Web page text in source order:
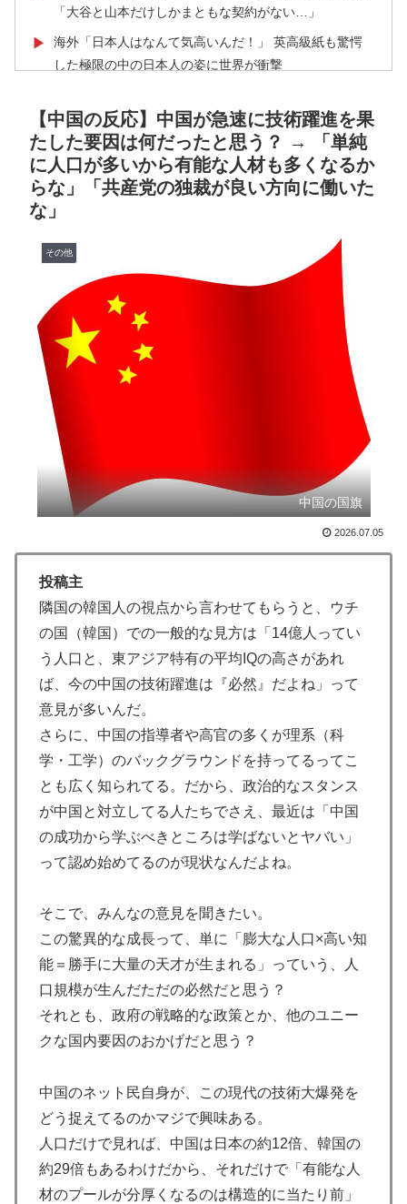
「大谷と山本だけしかまともな契約がない…」
▶
海外「日本人はなんて気高いんだ！」 英高級紙も驚愕
した極限の中の日本人の姿に世界が衝撃
間！！
▶ 韓国人「手術中に震度6強の地震、その時の日本の医療
スタッフたちの姿をご覧ください」→「マジで鳥肌立っ
た」「こういう姿は韓国も見習わないと」「あんな状況
なら日本だけではなく韓国の医療関係者も同じように行
海外「なんてこった！」日本とドイツの病院食のあまり
の差に海外が大騒ぎ
▶
【韓国サッカー】性接待で審判買収！W杯予選7戦無敗
の裏側
▶
韓国人「SKハイニックスが10%台の暴落！外国人投資
家と機関が売り越しを仕掛けコスピが4%を超える大幅
な下落‥」
海外「今年、夏の暑さが厳しい日本でこんなものが売れ
てるらしい！ｗ」外国人が驚いた日本の商品と
は・・・？【海外の反応】
焦げだらけの業務用鉄板が水と蒸気で鏡のようにピカピ
▶ 海外「日本は戦勝国なんだよ」 戦後の日本人の特別な
生き様に各国から称賛の声
▶ 韓国人「韓国のイメージ失墜は免れないのか？2011〜
12年の国際試合における外国審判への接待疑惑が海外で
一斉に報じられる‥」
▶
海外「いいパンチだった」超大物YouYuberが伝説のボ
クサーマイク・タイソンにパンチを食らうｗｗ
▶
外国人「アンチがいない女性アニメキャラといえば誰が
思い浮かぶ？」
▶ 海外「この日本アニメはマジでぶっ飛んでる！ｗ」外国
人が予測不可能でぶっ飛んでると評価した日本アニメと
は・・・？ 海外の反応
に海外がびっくり仰天
▶ 外国人「親子丼という日本の料理の直訳を知ってしまっ
た…」
▶ 【MLB】ドジャースファン「7連敗はしんどいわ……」
→ 「まだまだ7.5ゲーム差もあるんだぞ」「毎年暑い季
節に負けることが増えるけど結局10月には勝って終わる
▶ 海外「今年、夏の暑さが厳しい日本でこんなものが売れ
てるらしい！ｗ」外国人が驚いた日本の商品と
は・・・？【海外の反応】
▶ 【MLB】ドジャースファン「7連敗はしんどいわ……」
→ 「まだまだ7.5ゲーム差もあるんだぞ」「毎年暑い季
【中国の反応】中国が急速に技術躍進を果
たした要因は何だったと思う？ → 「単純
に人口が多いから有能な人材も多くなるか
らな」「共産党の独裁が良い方向に働いた
な」
その他
中国の国旗
2026.07.05
投稿主
隣国の韓国人の視点から言わせてもらうと、ウチ
の国（韓国）での一般的な見方は「14億人ってい
う人口と、東アジア特有の平均IQの高さがあれ
ば、今の中国の技術躍進は『必然』だよね」って
意見が多いんだ。
さらに、中国の指導者や高官の多くが理系（科
学・工学）のバックグラウンドを持ってるってこ
とも広く知られてる。だから、政治的なスタンス
が中国と対立してる人たちでさえ、最近は「中国
の成功から学ぶべきところは学ばないとヤバい」
って認め始めてるのが現状なんだよね。
そこで、みんなの意見を聞きたい。
この驚異的な成長って、単に「膨大な人口×高い知
能＝勝手に大量の天才が生まれる」っていう、人
口規模が生んだただの必然だと思う？
それとも、政府の戦略的な政策とか、他のユニー
クな国内要因のおかげだと思う？
中国のネット民自身が、この現代の技術大爆発を
どう捉えてるのかマジで興味ある。
人口だけで見れば、中国は日本の約12倍、韓国の
約29倍もあるわけだから、それだけで「有能な人
材のプールが分厚くなるのは構造的に当たり前」